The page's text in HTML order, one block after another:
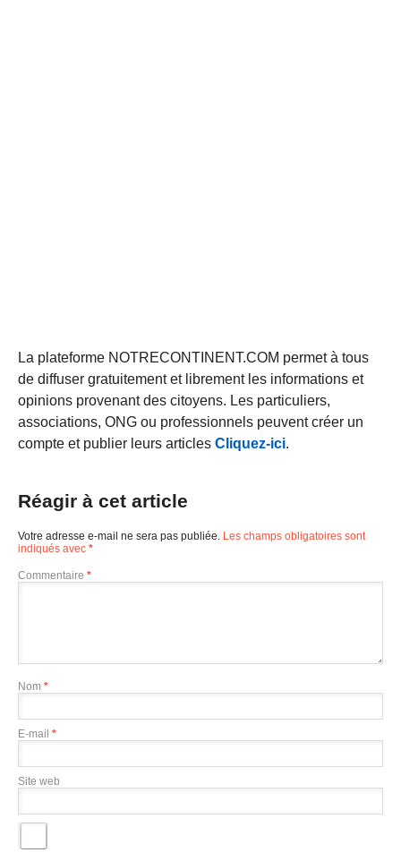
La plateforme NOTRECONTINENT.COM permet à tous
de diffuser gratuitement et librement les informations et
opinions provenant des citoyens. Les particuliers,
associations, ONG ou professionnels peuvent créer un
compte et publier leurs articles Cliquez-ici.
Réagir à cet article
Votre adresse e-mail ne sera pas publiée. Les champs obligatoires sont
indiqués avec *
Commentaire *
Nom *
E-mail *
Site web